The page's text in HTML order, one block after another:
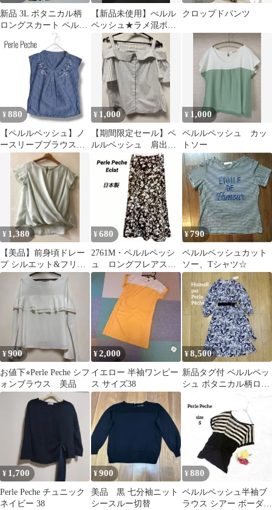
​新品 3L ボタニカル柄
ロングスカート ペルル
ペッシュ リボン付
【新品未使用】ぺルル
ペッシュ★ラメ混ボト
ルネック ニットベスト
★ベージュ系
クロップドパンツ
¥ 880
【ペルルペッシュ】ノ
ースリーブブラウス
ストライプ 刺繍 V
ネック 綿混 M
¥ 1,000
【期間限定セール】ペ
ルルペッシュ 肩出し
¥ 1,000
ペルルペッシュ カッ
トソー
¥ 1,380
【美品】前身頃ドレー
プ シルエット&フリル
袖、シフォン生地ゆっ
¥ 680
2761M・ペルルペッシ
ュ ロングフレアスカ
ート ブラウン 茶
日本製 花柄 S
¥790
ペルルペッシュカット
ソー、Tシャツ☆
¥900
お値下⭐︎Perle Peche シフ
ォンブラウス 美品
¥2,000
イエロー 半袖ワンピー
ス サイズ38
¥8,500
新品タグ付 ペルルペッ
シュ ボタニカル柄ロン
柄
¥ 1,700
Perle Peche チュニック
ネイビー 38
¥900
美品 黒 七分袖ニット
シースルー切替
¥ 880
ペルルペッシュ半袖ブ
ラウス シアー ボーダー